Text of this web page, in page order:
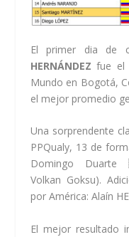
El primer dia de
HERNÁNDEZ fue el
Mundo en Bogotá,
el mejor promedio
Una sorprendente
PPQualy, 13 de
Domingo
Volkan Goksu).
por América: Alaín
El mejor resultado